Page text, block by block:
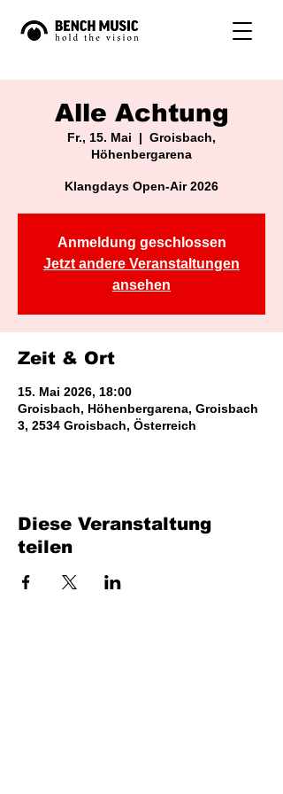
Alle Achtung
Fr., 15. Mai
  |
Groisbach,
Höhenbergarena
Klangdays Open-Air 2026
Anmeldung geschlossen
Jetzt andere Veranstaltungen
ansehen
Zeit & Ort
15. Mai 2026, 18:00
Groisbach, Höhenbergarena, Groisbach
3, 2534 Groisbach, Österreich
Diese Veranstaltung
teilen